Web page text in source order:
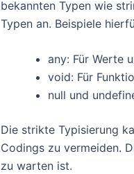
bekannten Typen wie
Typen an. Beispiele
any: Für Werte
void: Für
null und
Die strikte Typisierung
Codings zu vermeiden.
zu warten ist.